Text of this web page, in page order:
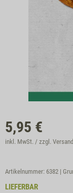
5,95 €
inkl. MwSt. / zzgl. Versand
Artikelnummer: 6382 |
LIEFERBAR